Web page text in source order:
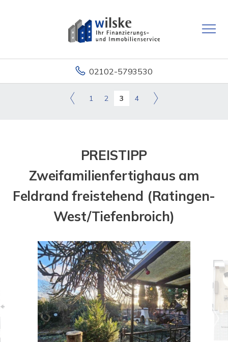
02102-5793530
1 2 3 4
PREISTIPP
Zweifamilienfertighaus am
Feldrand freistehend (Ratingen-
West/Tiefenbroich)